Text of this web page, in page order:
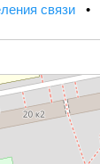
связи •